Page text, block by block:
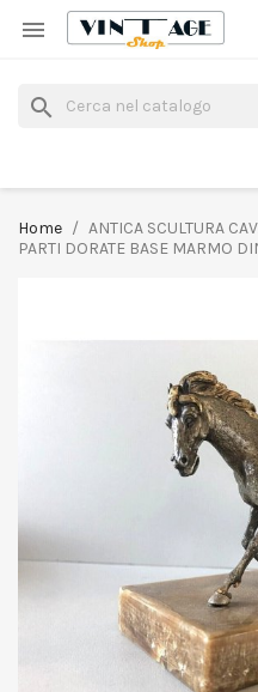

search
Home
ANTICA SCULTURA
PARTI DORATE BASE MARMO